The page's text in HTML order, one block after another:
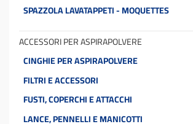
SPAZZOLA LAVATAPPETI - MOQUETTES
ACCESSORI PER ASPIRAPOLVERE
CINGHIE PER ASPIRAPOLVERE
FILTRI E ACCESSORI
FUSTI, COPERCHI E ATTACCHI
LANCE, PENNELLI E MANICOTTI